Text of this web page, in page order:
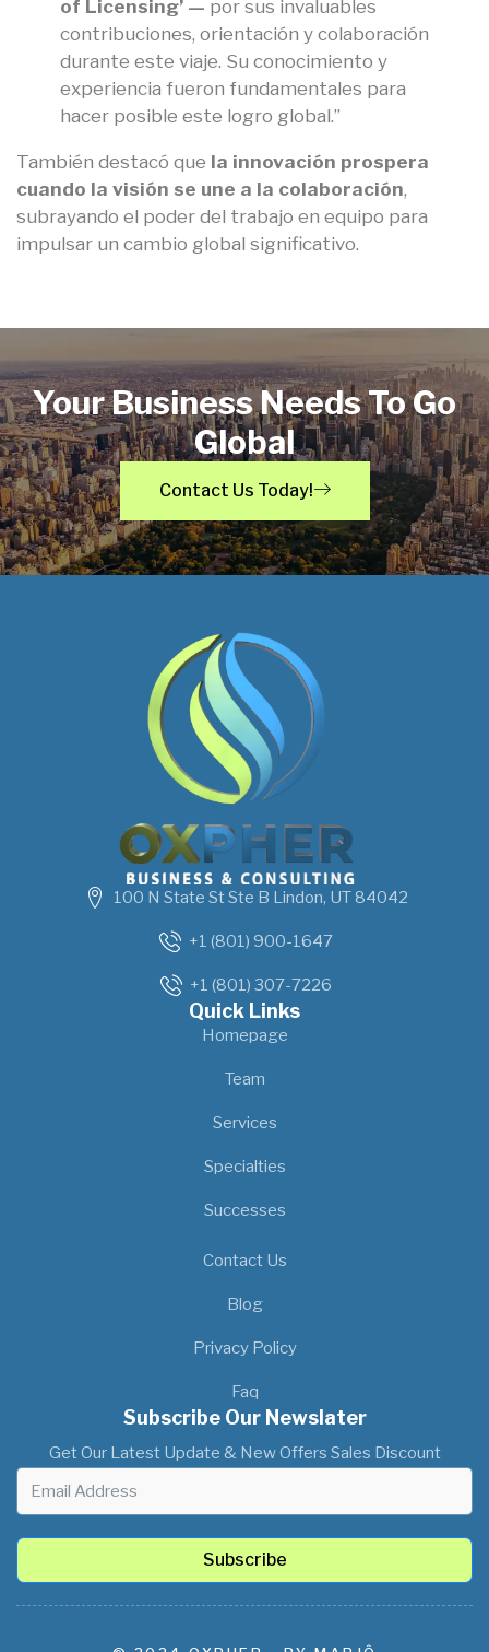
of Licensing’ — por sus invaluables
contribuciones, orientación y colaboración
durante este viaje. Su conocimiento y
experiencia fueron fundamentales para
hacer posible este logro global.”
También destacó que la innovación prospera
cuando la visión se une a la colaboración,
subrayando el poder del trabajo en equipo para
impulsar un cambio global significativo.
Your Business Needs To Go
Global
Contact Us Today!
100 N State St Ste B Lindon, UT 84042
+1 (801) 900-1647
+1 (801) 307-7226
Quick Links
Homepage
Team
Services
Specialties
Successes
Contact Us
Blog
Privacy Policy
Faq
Subscribe Our Newslater
Get Our Latest Update & New Offers Sales Discount
Subscribe